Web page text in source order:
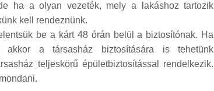
ha a olyan vezeték, mely a lakáshoz tartozik
kell rendeznünk.
be a kárt 48 órán belül a biztosítónak. Ha
akkor a társasház biztosítására is tehetünk
teljeskörű épületbiztosítással rendelkezik.